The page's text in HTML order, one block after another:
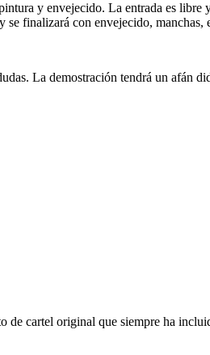
y envejecido. La entrada es
finalizará con envejecido,
La demostración tendrá un afán
cartel original que siempre ha